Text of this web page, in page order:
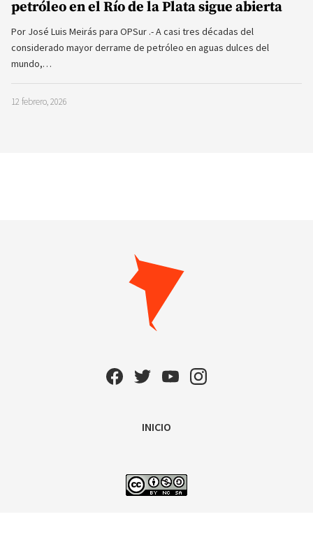
petróleo en el Río de la Plata sigue abierta
Por José Luis Meirás para OPSur .- A casi tres décadas del
considerado mayor derrame de petróleo en aguas dulces del
mundo,…
12 febrero, 2026
INICIO